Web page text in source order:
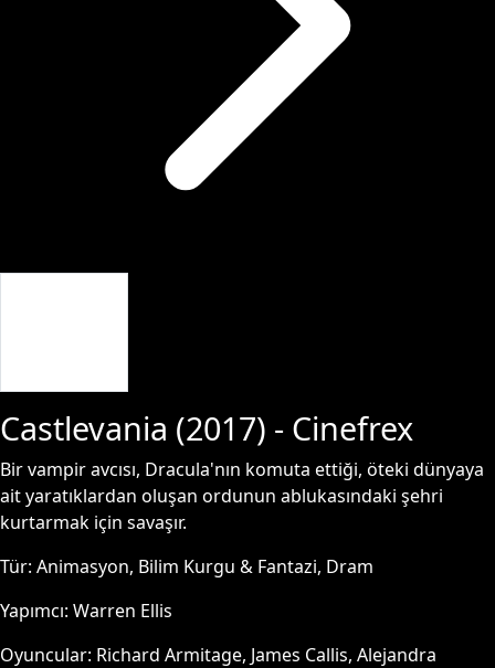
Castlevania (2017) - Cinefrex
Bir vampir avcısı, Dracula'nın komuta ettiği, öteki dünyaya
ait yaratıklardan oluşan ordunun ablukasındaki şehri
kurtarmak için savaşır.
Tür: Animasyon, Bilim Kurgu & Fantazi, Dram
Yapımcı: Warren Ellis
Oyuncular: Richard Armitage, James Callis, Alejandra